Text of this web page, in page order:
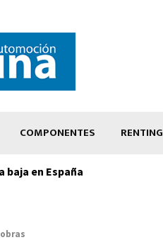
COMPONENTES RENTING
en España